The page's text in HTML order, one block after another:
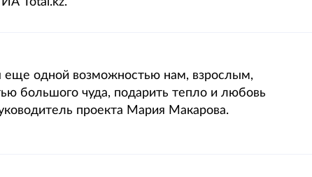
еще одной возможностью нам, взрослым,
большого чуда, подарить тепло и любовь
проекта Мария Макарова.